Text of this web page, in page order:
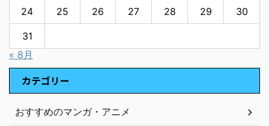
24 25 26 27 28 29 30
31
« 8月
カテゴリー
おすすめのマンガ・アニメ